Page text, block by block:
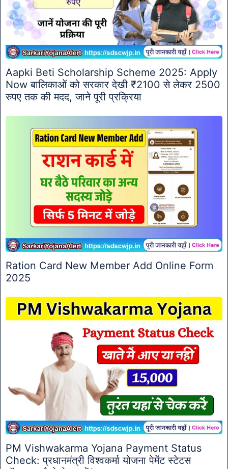
Aapki Beti Scholarship Scheme 2025: Apply
Now बालिकाओं को सरकार देखी ₹2100 से लेकर 2500
रुपए तक की मदद, जाने पूरी प्रक्रिया
Ration Card New Member Add Online Form
2025
PM Vishwakarma Yojana Payment Status
Check: प्रधानमंत्री विश्वकर्मा योजना पेमेंट स्टेटस